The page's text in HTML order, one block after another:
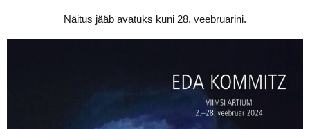
Näitus jääb avatuks kuni 28. veebruarini.